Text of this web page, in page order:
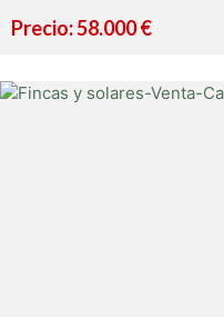
esta propiedad
Precio: 58.000 €